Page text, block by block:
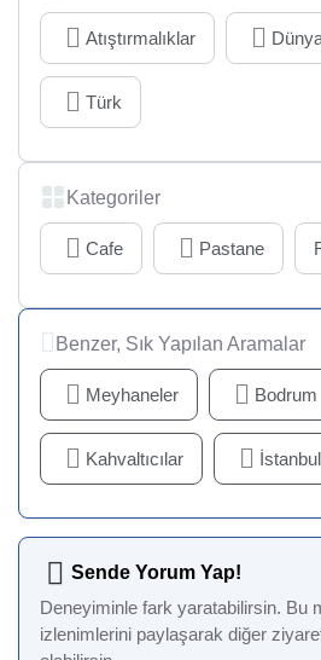
Atıştırmalıklar
Türk
Kategoriler
Cafe Pastane
Benzer, Sık Yapılan Aramalar
Meyhaneler Bodrum
Kahvaltıcılar İstanbul
Sende Yorum Yap!
Deneyiminle fark yaratabilirsin. Bu
izlenimlerini paylaşarak diğer